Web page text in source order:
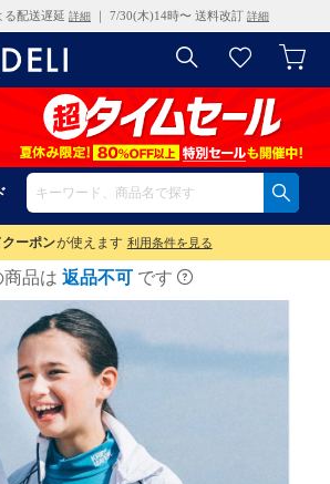
る配送遅延 詳細 ｜ 7/30(木)14時〜 送料改訂 詳細
クーポンが使えます 利用条件を見る
商品は 返品不可 です